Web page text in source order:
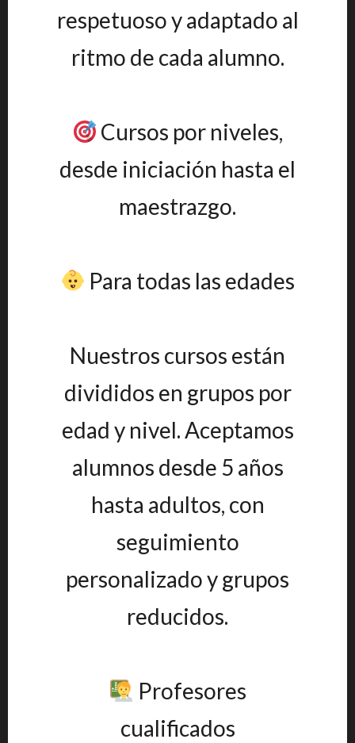
respetuoso y adaptado al
ritmo de cada alumno.
Cursos por niveles,
desde iniciación hasta el
maestrazgo.
Para todas las edades
Nuestros cursos están
divididos en grupos por
edad y nivel. Aceptamos
alumnos desde 5 años
hasta adultos, con
seguimiento
personalizado y grupos
reducidos.
Profesores
cualificados